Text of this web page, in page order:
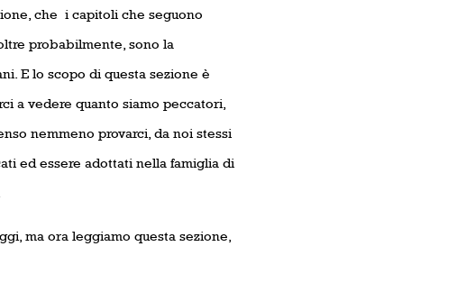
che i capitoli che seguono
probabilmente, sono la
E lo scopo di questa sezione è
a vedere quanto siamo peccatori,
nemmeno provarci, da noi stessi
ed essere adottati nella famiglia di
ma ora leggiamo questa sezione,